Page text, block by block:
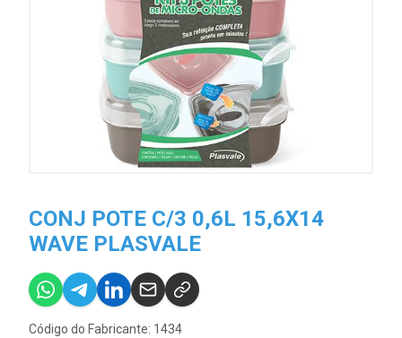
CONJ POTE C/3 0,6L 15,6X14
WAVE PLASVALE
Código do Fabricante: 1434